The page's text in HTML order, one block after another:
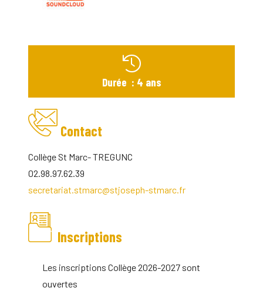
Durée : 4 ans
Contact
Collège St Marc- TREGUNC
02.98.97.62.39
secretariat.stmarc@stjoseph-stmarc.fr
Inscriptions
Les inscriptions Collège 2026-2027 sont
ouvertes